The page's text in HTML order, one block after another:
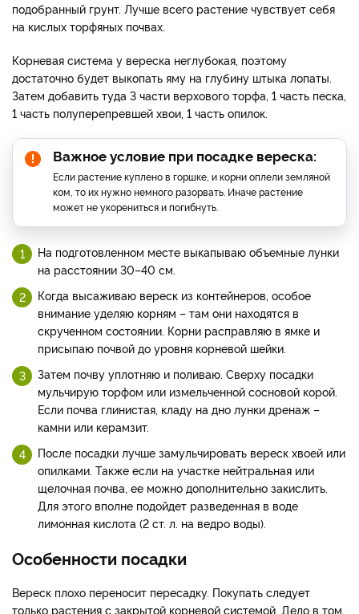
подобранный грунт. Лучше всего растение чувствует себя
на кислых торфяных почвах.
Корневая система у вереска неглубокая, поэтому
достаточно будет выкопать яму на глубину штыка лопаты.
Затем добавить туда 3 части верхового торфа, 1 часть песка,
1 часть полуперепревшей хвои, 1 часть опилок.
Важное условие при посадке вереска:
Если растение куплено в горшке, и корни оплели земляной
ком, то их нужно немного разорвать. Иначе растение
может не укорениться и погибнуть.
На подготовленном месте выкапываю объемные лунки
на расстоянии 30–40 см.
Когда высаживаю вереск из контейнеров, особое
внимание уделяю корням – там они находятся в
скрученном состоянии. Корни расправляю в ямке и
присыпаю почвой до уровня корневой шейки.
Затем почву уплотняю и поливаю. Сверху посадки
мульчирую торфом или измельченной сосновой корой.
Если почва глинистая, кладу на дно лунки дренаж –
камни или керамзит.
После посадки лучше замульчировать вереск хвоей или
опилками. Также если на участке нейтральная или
щелочная почва, ее можно дополнительно закислить.
Для этого вполне подойдет разведенная в воде
лимонная кислота (2 ст. л. на ведро воды).
Особенности посадки
Вереск плохо переносит пересадку. Покупать следует
только растения с закрытой корневой системой. Дело в том,